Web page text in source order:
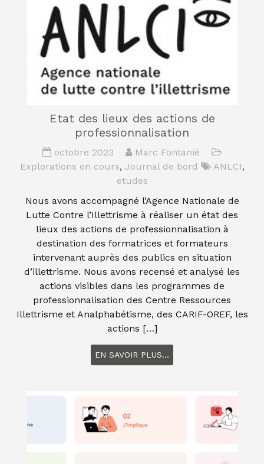
Etat des lieux des actions de
professionnalisation
octobre 2023
Marc Fontanié
Explorations en cours, Journal de bord ANLCI,
etudes
Nous avons accompagné l’Agence Nationale de
Lutte Contre l’Illettrisme à réaliser un état des
lieux des actions de professionnalisation à
destination des formatrices et formateurs
intervenant auprès des publics en situation
d’illettrisme. Nous avons recensé et analysé les
actions visibles dans les programmes de
professionnalisation des Centre Ressources
Illettrisme et Analphabétisme, des CARIF-OREF, les
actions […]
EN SAVOIR PLUS...